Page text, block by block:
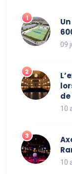
09
de
10
10